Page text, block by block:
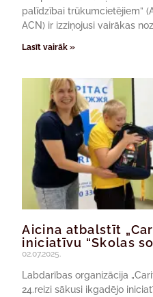
palīdzībai trūkumcietējiem”
ACN) ir izziņojusi vairākas
Lasīt vairāk »
Aicina atbalstīt
iniciatīvu “Skolas
02.07.2025.
Labdarības organizācija
24.reizi sākusi ikgadējo